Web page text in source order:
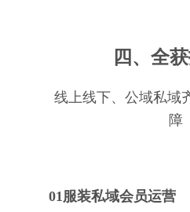
四、全
线上线下、公域私域
障
01服装私域会员运营